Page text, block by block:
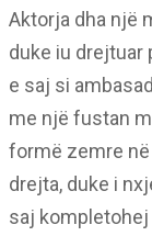
Aktorja dha një
duke iu drejtuar
e saj si
me një fustan
formë zemre
drejta, duke i
saj